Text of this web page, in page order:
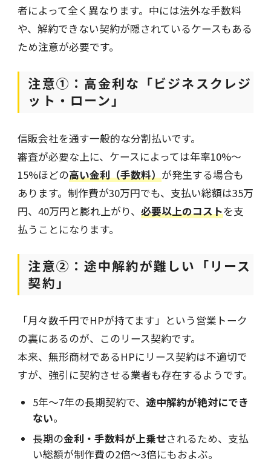
者によって全く異なります。中には法外な手数料
や、解約できない契約が隠されているケースもある
ため注意が必要です。
注意①：高金利な「ビジネスクレジ
ット・ローン」
信販会社を通す一般的な分割払いです。
審査が必要な上に、ケースによっては年率10%〜
15%ほどの高い金利（手数料）が発生する場合も
あります。制作費が30万円でも、支払い総額は35万
円、40万円と膨れ上がり、 必要以上のコストを支
払うことになります。
注意②：途中解約が難しい「リース
契約」
「月々数千円でHPが持てます」という営業トーク
の裏にあるのが、このリース契約です。
本来、無形商材であるHPにリース契約は不適切で
すが、強引に契約させる業者も存在するようです。
5年〜7年の長期契約で、 途中解約が絶対にでき
ない。
長期の金利・手数料が上乗せされるため、支払
い総額が制作費の2倍〜3倍にもおよぶ。